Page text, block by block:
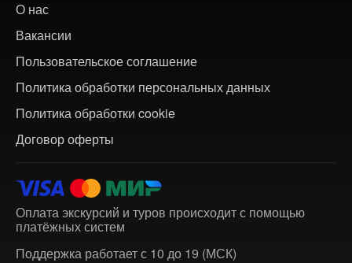
О нас
Вакансии
Пользовательское соглашение
Политика обработки персональных данных
Политика обработки cookie
Договор оферты
Оплата экскурсий и туров происходит с помощью
платёжных систем
Поддержка работает с 10 до 19 (МСК)